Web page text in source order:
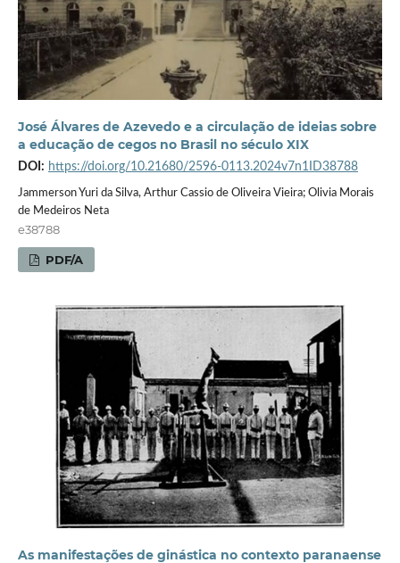
José Álvares de Azevedo e a circulação de ideias sobre
a educação de cegos no Brasil no século XIX
DOI: https://doi.org/10.21680/2596-0113.2024v7n1ID38788
Jammerson Yuri da Silva, Arthur Cassio de Oliveira Vieira; Olivia Morais
de Medeiros Neta
e38788
PDF/A
As manifestações de ginástica no contexto paranaense